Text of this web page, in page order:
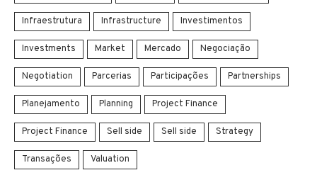
Infraestrutura Infrastructure Investimentos
Investments Market Mercado Negociação
Negotiation Parcerias Participações Partnerships
Planejamento Planning Project Finance
Project Finance Sell side Sell side Strategy
Transações Valuation